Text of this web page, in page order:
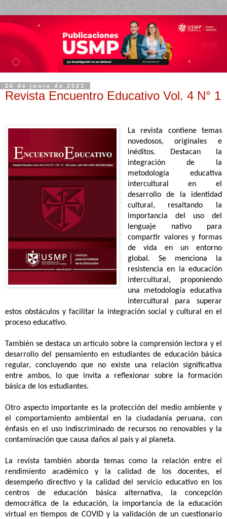
26 de junio de 2023
Revista Encuentro Educativo Vol. 4 N° 1
La revista contiene temas
novedosos, originales e
inéditos. Destacan la
integración de la
metodología educativa
intercultural en el
desarrollo de la identidad
cultural, resaltando la
importancia del uso del
lenguaje nativo para
compartir valores y formas
de vida en un entorno
global. Se menciona la
resistencia en la educación
intercultural, proponiendo
una metodología educativa
intercultural para superar
estos obstáculos y facilitar la integración social y cultural en el
proceso educativo.
También se destaca un artículo sobre la comprensión lectora y el
desarrollo del pensamiento en estudiantes de educación básica
regular, concluyendo que no existe una relación significativa
entre ambos, lo que invita a reflexionar sobre la formación
básica de los estudiantes.
Otro aspecto importante es la protección del medio ambiente y
el comportamiento ambiental en la ciudadanía peruana, con
énfasis en el uso indiscriminado de recursos no renovables y la
contaminación que causa daños al país y al planeta.
La revista también aborda temas como la relación entre el
rendimiento académico y la calidad de los docentes, el
desempeño directivo y la calidad del servicio educativo en los
centros de educación básica alternativa, la concepción
democrática de la educación, la importancia de la educación
virtual en tiempos de COVID y la validación de un cuestionario